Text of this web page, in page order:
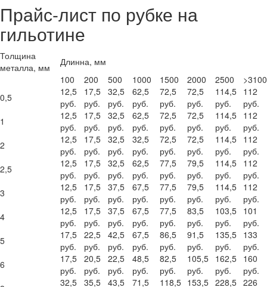
Прайс-лист по рубке на
гильотине
Толщина
металла, мм
Длинна, мм
100
200 500 1000 1500 2000 2500
>3100
0,5
12,5
руб.
17,5
руб.
32,5
руб.
62,5
руб.
72,5
руб.
72,5
руб.
114,5
руб.
112
руб.
1
12,5
руб.
17,5
руб.
32,5
руб.
62,5
руб.
72,5
руб.
72,5
руб.
114,5
руб.
112
руб.
2
12,5
руб.
17,5
руб.
32,5
руб.
32,5
руб.
72,5
руб.
72,5
руб.
114,5
руб.
112
руб.
2,5
12,5
руб.
17,5
руб.
32,5
руб.
62,5
руб.
77,5
руб.
79,5
руб.
114,5
руб.
112
руб.
3
12,5
руб.
17,5
руб.
37,5
руб.
67,5
руб.
77,5
руб.
79,5
руб.
114,5
руб.
112
руб.
4
12,5
руб.
17,5
руб.
37,5
руб.
67,5
руб.
77,5
руб.
83,5
руб.
103,5
руб.
101
руб.
5
17,5
руб.
22,5
руб.
42,5
руб.
67,5
руб.
86,5
руб.
91,5
руб.
135,5
руб.
133
руб.
6
17,5
руб.
20,5
руб.
22,5
руб.
48,5
руб.
82,5
руб.
105,5
руб.
162,5
руб.
160
руб.
32,5 35,5 43,5
71,5
118,5 153,5 228,5 226